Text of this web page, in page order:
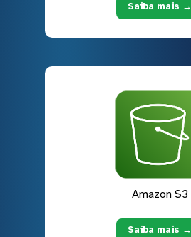
Saiba mais →
Amazon S3
Saiba mais →